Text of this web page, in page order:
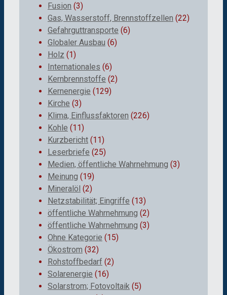
Fusion (3)
Gas, Wasserstoff, Brennstoffzellen (22)
Gefahrguttransporte (6)
Globaler Ausbau (6)
Holz (1)
Internationales (6)
Kernbrennstoffe (2)
Kernenergie (129)
Kirche (3)
Klima, Einflussfaktoren (226)
Kohle (11)
Kurzbericht (11)
Leserbriefe (25)
Medien, öffentliche Wahrnehmung (3)
Meinung (19)
Mineralöl (2)
Netzstabilität; Eingriffe (13)
öffentliche Wahrnehmung (2)
öffentliche Wahrnehmung (3)
Ohne Kategorie (15)
Ökostrom (32)
Rohstoffbedarf (2)
Solarenergie (16)
Solarstrom; Fotovoltaik (5)